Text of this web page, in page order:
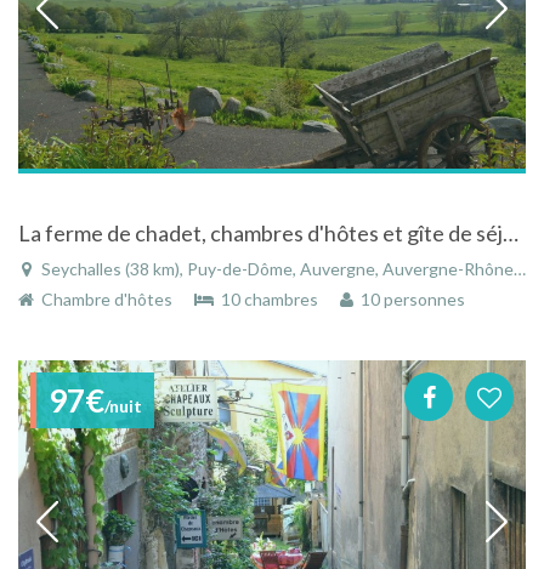
La ferme de chadet, chambres d'hôtes et gîte de séjour dans un cadre inoubliable
Seychalles (38 km), Puy-de-Dôme, Auvergne, Auvergne-Rhône-Alpes, France
Chambre d'hôtes
10 chambres 10 personnes
97€/nuit